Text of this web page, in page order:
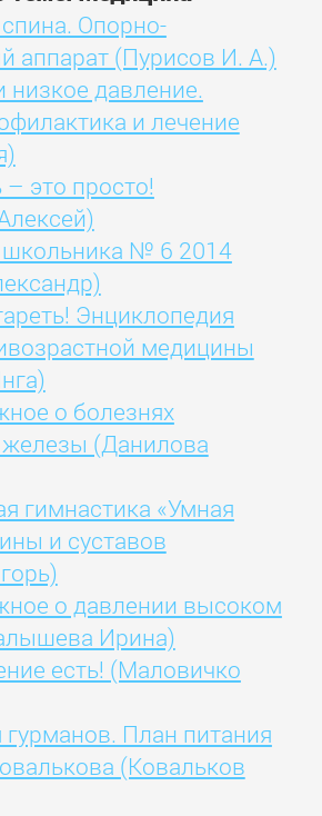
Опорно-
аппарат (Пурисов И. А.)
низкое давление.
и лечение
это просто!
школьника № 6 2014
Энциклопедия
медицины
о болезнях
(Данилова
гимнастика «Умная
и суставов
о давлении высоком
Ирина)
есть! (Маловичко
План питания
(Ковальков